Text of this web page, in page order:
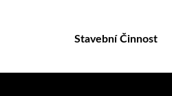
Stavební Činnost